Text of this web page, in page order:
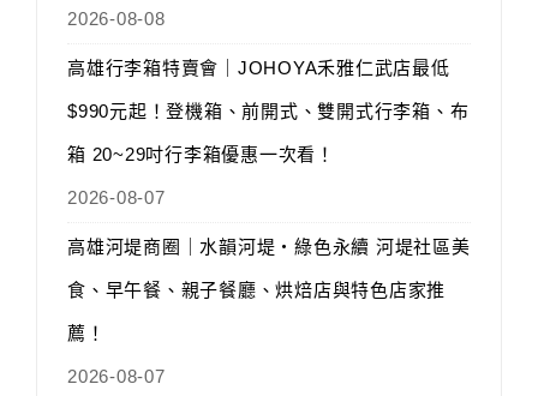
2026-08-08
高雄行李箱特賣會｜JOHOYA禾雅仁武店最低
$990元起！登機箱、前開式、雙開式行李箱、布
箱 20~29吋行李箱優惠一次看！
2026-08-07
高雄河堤商圈｜水韻河堤‧綠色永續 河堤社區美
食、早午餐、親子餐廳、烘焙店與特色店家推
薦！
2026-08-07